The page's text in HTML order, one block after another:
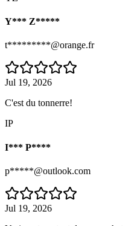
Y*** Z*****
t*********@orange.fr
Jul 19, 2026
C'est du tonnerre!
IP
I*** P****
p*****@outlook.com
Jul 19, 2026